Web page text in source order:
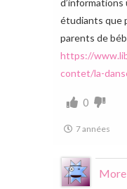
étudiants que
parents de
https://
contet/la-
0
7 années